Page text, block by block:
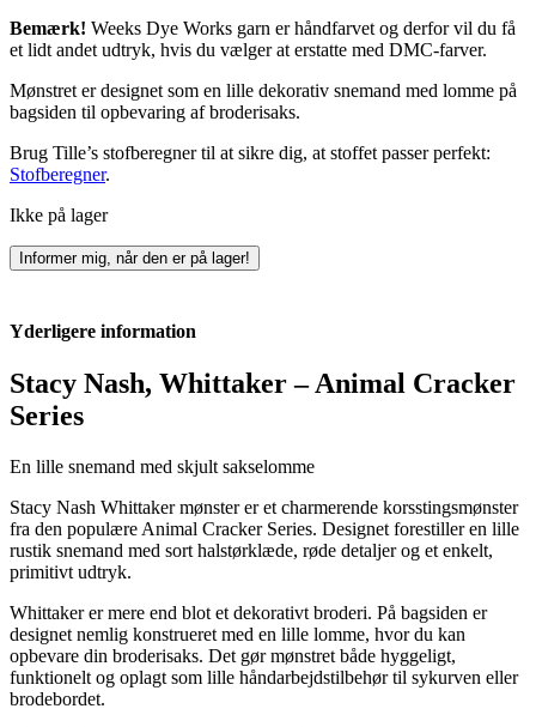
Bemærk! Weeks Dye Works garn er håndfarvet og derfor vil du få
et lidt andet udtryk, hvis du vælger at erstatte med DMC-farver.
Mønstret er designet som en lille dekorativ snemand med lomme på
bagsiden til opbevaring af broderisaks.
Brug Tille’s stofberegner til at sikre dig, at stoffet passer perfekt:
Stofberegner.
Ikke på lager
Informer mig, når den er på lager!
Yderligere information
Stacy Nash, Whittaker – Animal Cracker
Series
En lille snemand med skjult sakselomme
Stacy Nash Whittaker mønster er et charmerende korsstingsmønster
fra den populære Animal Cracker Series. Designet forestiller en lille
rustik snemand med sort halstørklæde, røde detaljer og et enkelt,
primitivt udtryk.
Whittaker er mere end blot et dekorativt broderi. På bagsiden er
designet nemlig konstrueret med en lille lomme, hvor du kan
opbevare din broderisaks. Det gør mønstret både hyggeligt,
funktionelt og oplagt som lille håndarbejdstilbehør til sykurven eller
brodebordet.